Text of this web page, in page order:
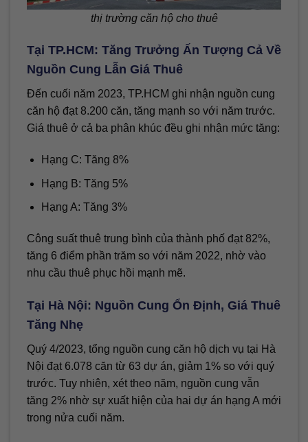
thị trường căn hộ cho thuê
Tại TP.HCM: Tăng Trưởng Ấn Tượng Cả Về
Nguồn Cung Lẫn Giá Thuê
Đến cuối năm 2023, TP.HCM ghi nhận nguồn cung
căn hộ đạt 8.200 căn, tăng mạnh so với năm trước.
Giá thuê ở cả ba phân khúc đều ghi nhận mức tăng:
Hạng C: Tăng 8%
Hạng B: Tăng 5%
Hạng A: Tăng 3%
Công suất thuê trung bình của thành phố đạt 82%,
tăng 6 điểm phần trăm so với năm 2022, nhờ vào
nhu cầu thuê phục hồi mạnh mẽ.
Tại Hà Nội: Nguồn Cung Ổn Định, Giá Thuê
Tăng Nhẹ
Quý 4/2023, tổng nguồn cung căn hộ dịch vụ tại Hà
Nội đạt 6.078 căn từ 63 dự án, giảm 1% so với quý
trước. Tuy nhiên, xét theo năm, nguồn cung vẫn
tăng 2% nhờ sự xuất hiện của hai dự án hạng A mới
trong nửa cuối năm.